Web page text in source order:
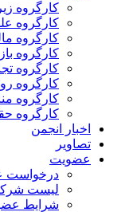
کارگروه
کارگروه
کارگروه
کارگروه
کارگروه
کارگروه
کارگروه
کارگروه
اخبار انجمن
تصاویر
عضویت
درخواست
لیست
شرایط